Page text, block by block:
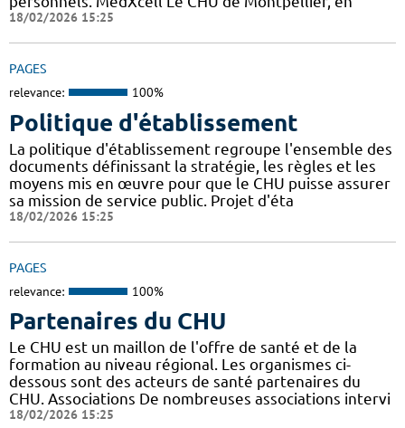
18/02/2026 15:25
PAGES
relevance: 100%
Politique d'établissement
La politique d'établissement regroupe l'ensemble des
documents définissant la stratégie, les règles et les
moyens mis en œuvre pour que le CHU puisse assurer
sa mission de service public. Projet d'éta
18/02/2026 15:25
PAGES
relevance: 100%
Partenaires du CHU
Le CHU est un maillon de l'offre de santé et de la
formation au niveau régional. Les organismes ci-
dessous sont des acteurs de santé partenaires du
CHU. Associations De nombreuses associations intervi
18/02/2026 15:25